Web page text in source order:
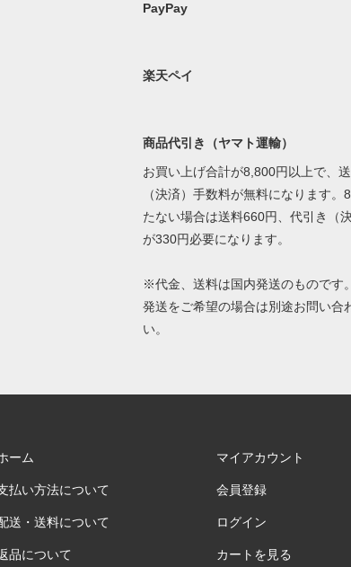
PayPay
楽天ペイ
商品代引き（ヤマト運輸）
お買い上げ合計が8,800円以上で、
（決済）手数料が無料になります。
たない場合は送料660円、代引き（
が330円必要になります。
※代金、送料は国内発送のものです
発送をご希望の場合は別途お問い合
い。
ーム
払い方法について
送・送料について
品について
マイアカウント
会員登録
ログイン
カートを見る